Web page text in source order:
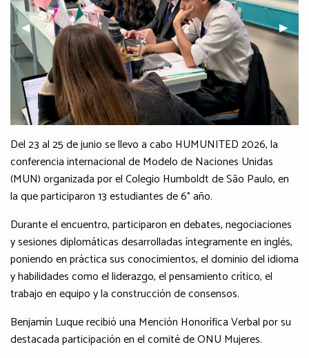
Previous Slide
◀︎ Next
▶︎
Del 23 al 25 de junio se llevo a cabo HUMUNITED 2026, la
conferencia internacional de Modelo de Naciones Unidas
(MUN) organizada por el Colegio Humboldt de São Paulo, en
la que participaron 13 estudiantes de 6° año.
Durante el encuentro, participaron en debates, negociaciones
y sesiones diplomáticas desarrolladas íntegramente en inglés,
poniendo en práctica sus conocimientos, el dominio del idioma
y habilidades como el liderazgo, el pensamiento crítico, el
trabajo en equipo y la construcción de consensos.
Benjamín Luque recibió una Mención Honorífica Verbal por su
destacada participación en el comité de ONU Mujeres.